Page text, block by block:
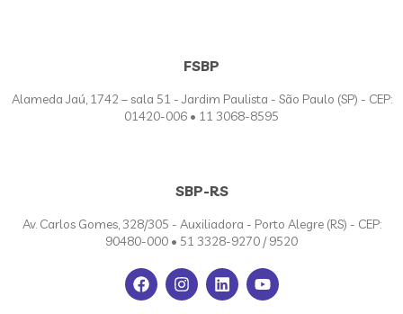
FSBP
Alameda Jaú, 1742 – sala 51 - Jardim Paulista - São Paulo (SP) - CEP:
01420-006 • 11 3068-8595
SBP-RS
Av. Carlos Gomes, 328/305 - Auxiliadora - Porto Alegre (RS) - CEP:
90480-000 • 51 3328-9270 / 9520